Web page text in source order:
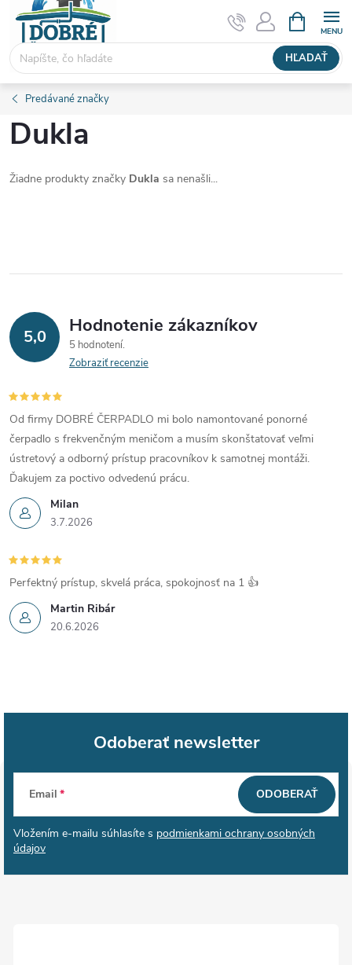
Prejsť
obsah
HĽADAŤ
KOŠÍK
Predávané značky
Dukla
Žiadne produkty značky Dukla sa nenašli...
5,0 Hodnotenie zákazníkov
5 hodnotení
Zobraziť recenzie
Milan
3.7.2026
Od firmy DOBRÉ ČERPADLO mi bolo namontované ponorné
čerpadlo s frekvenčným meničom a musím skonštatovať veľmi
ústretový a odborný prístup pracovníkov k samotnej montáži.
Ďakujem za poctivo odvedenú prácu.
Martin Ribár
20.6.2026
Perfektný prístup, skvelá práca, spokojnosť na 1 👍
Z
á
p
Odoberať newsletter
Email
Vložením e-mailu súhlasíte s podmienkami ochrany osobných
údajov
ODOBERAŤ